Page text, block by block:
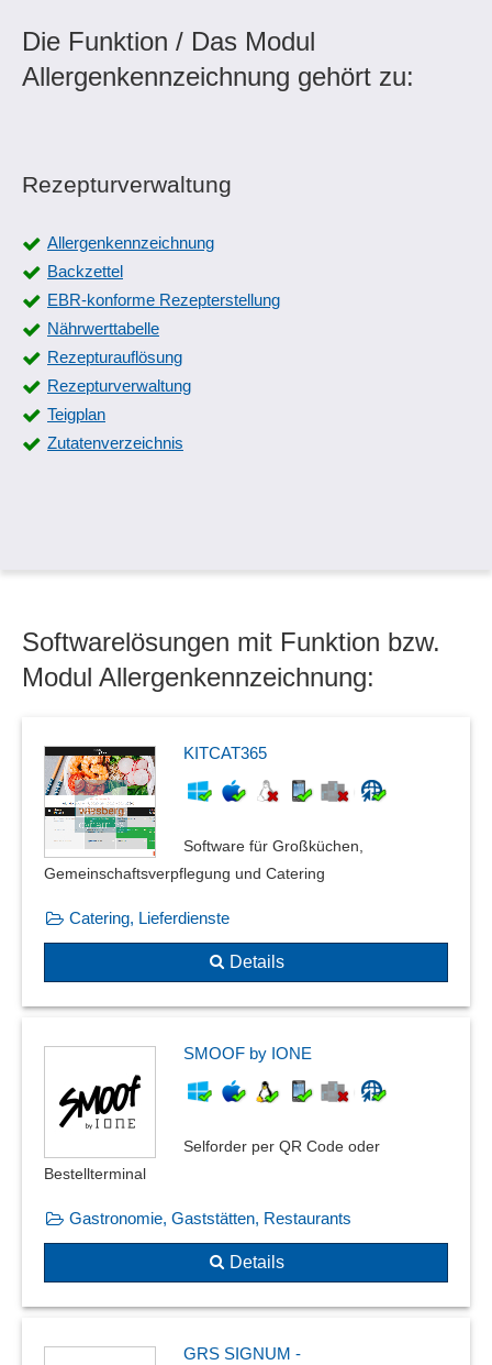
Die Funktion / Das Modul
Allergenkennzeichnung gehört zu:
Rezepturverwaltung
Allergenkennzeichnung
Backzettel
EBR-konforme Rezepterstellung
Nährwerttabelle
Rezepturauflösung
Rezepturverwaltung
Teigplan
Zutatenverzeichnis
Softwarelösungen mit Funktion bzw.
Modul Allergenkennzeichnung:
KITCAT365
Software für Großküchen,
Gemeinschaftsverpflegung und Catering
Catering, Lieferdienste
Details
SMOOF by IONE
Selforder per QR Code oder
Bestellterminal
Gastronomie, Gaststätten, Restaurants
Details
GRS SIGNUM -